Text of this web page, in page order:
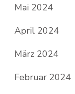
Mai 2024
April 2024
März 2024
Februar 2024